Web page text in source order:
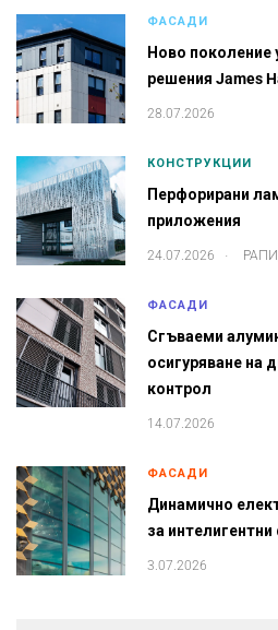
ФАСАДИ
Ново поколение
решения James
28.07.2026
КОНСТРУКЦИИ
Перфорирани
приложения
24.07.2026
ФАСАДИ
Сгъваеми
осигуряване на
контрол
14.07.2026
ФАСАДИ
Динамично
за
3.07.2026